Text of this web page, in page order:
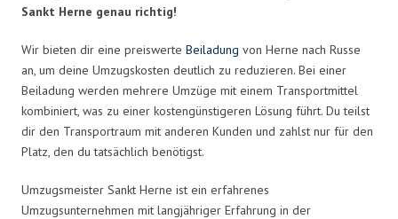
Sankt Herne genau richtig!
Wir bieten dir eine preiswerte Beiladung von Herne nach Russe
an, um deine Umzugskosten deutlich zu reduzieren. Bei einer
Beiladung werden mehrere Umzüge mit einem Transportmittel
kombiniert, was zu einer kostengünstigeren Lösung führt. Du teilst
dir den Transportraum mit anderen Kunden und zahlst nur für den
Platz, den du tatsächlich benötigst.
Umzugsmeister Sankt Herne ist ein erfahrenes
Umzugsunternehmen mit langjähriger Erfahrung in der